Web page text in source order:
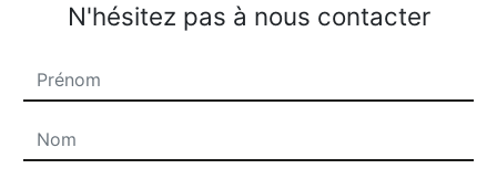
N'hésitez pas à nous contacter